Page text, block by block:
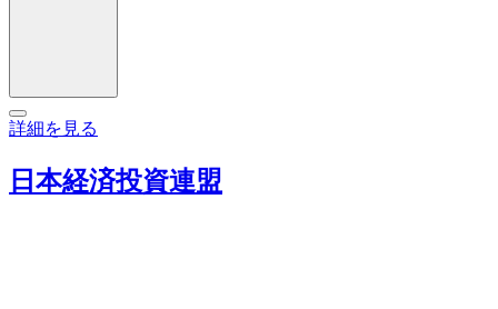
詳細を見る
日本経済投資連盟